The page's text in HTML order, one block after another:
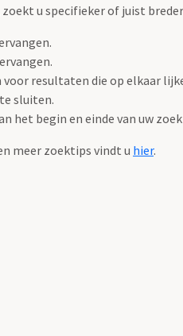
u specifieker of juist
resultaten die op elkaar
sluiten.
het begin en einde van uw
meer zoektips vindt u hier.